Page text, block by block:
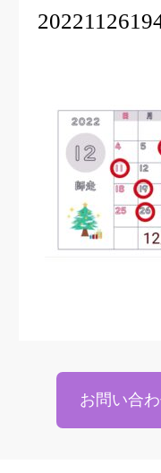
お問い合